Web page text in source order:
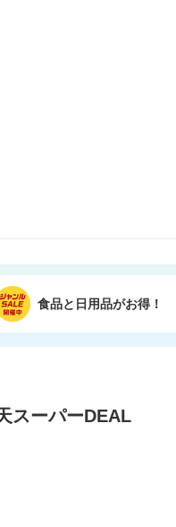
食品と日用品がお得！
スーパーDEAL